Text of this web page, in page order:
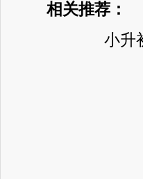
相关推荐：
小升